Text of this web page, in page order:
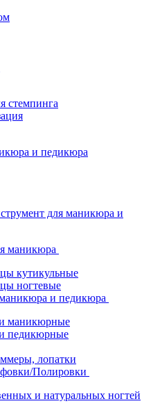
стемпинга
и педикюра
для маникюра и
маникюра
кутикульные
ногтевые
и педикюра
маникюрные
педикюрные
лопатки
Полировки
и натуральных ногтей